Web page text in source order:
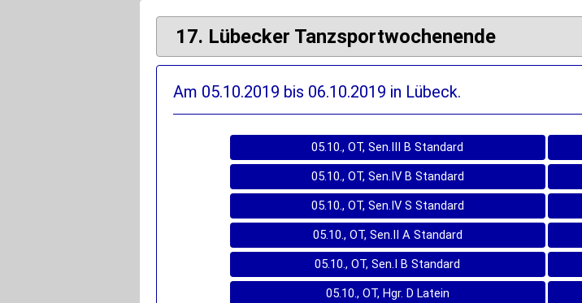
17. Lübecker Tanzsportwochenende
Am 05.10.2019 bis 06.10.2019 in Lübeck.
05.10., OT, Sen.III B Standard
05.10., OT, Sen.IV B Standard
05.10., OT, Sen.IV S Standard
05.10., OT, Sen.II A Standard
05.10., OT, Sen.I B Standard
05.10., OT, Hgr. D Latein